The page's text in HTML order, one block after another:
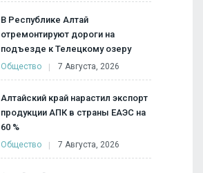
В Республике Алтай
отремонтируют дороги на
подъезде к Телецкому озеру
Общество 7 Августа, 2026
Алтайский край нарастил экспорт
продукции АПК в страны ЕАЭС на
60 %
Общество 7 Августа, 2026